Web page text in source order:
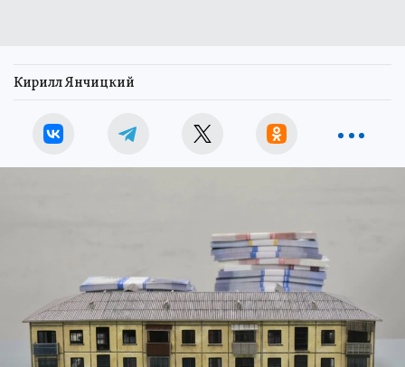
Кирилл Янчицкий